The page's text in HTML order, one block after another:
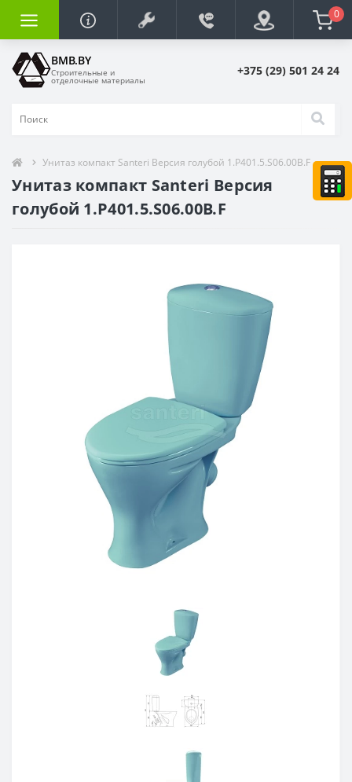
0
BMB.BY
Строительные и
отделочные материалы
+375 (29) 501 24 24
Унитаз компакт Santeri Версия голубой 1.P401.5.S06.00B.F
Унитаз компакт Santeri Версия
голубой 1.P401.5.S06.00B.F